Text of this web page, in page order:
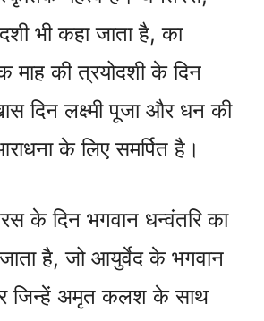
भी कहा जाता है, का
माह की त्रयोदशी के दिन
दिन लक्ष्मी पूजा और धन की
के लिए समर्पित है।
के दिन भगवान धन्वंतरि का
जाता है, जो आयुर्वेद के भगवान
जिन्हें अमृत कलश के साथ